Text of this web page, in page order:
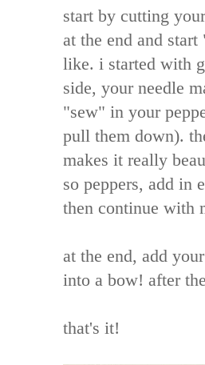
start by cutting
at the end and
like. i started with
side, your needle
"sew" in your
pull them down).
makes it really
so peppers, add in
then continue with
at the end, add
into a bow! after
that's it!